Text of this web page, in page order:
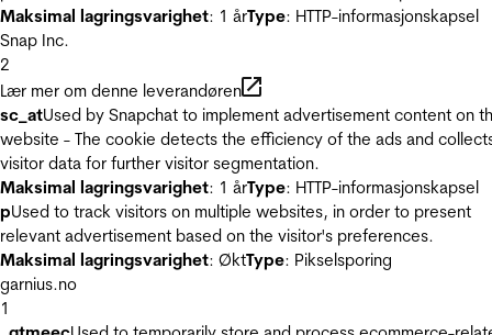
Maksimal lagringsvarighet: 1 årType: HTTP-informasjonskapsel
Snap Inc.
2
Lær mer om denne leverandøren
sc_atUsed by Snapchat to implement advertisement content on
website - The cookie detects the efficiency of the ads and
visitor data for further visitor segmentation.
Maksimal lagringsvarighet: 1 årType: HTTP-informasjonskapsel
pUsed to track visitors on multiple websites, in order to present
relevant advertisement based on the visitor's preferences.
Maksimal lagringsvarighet: ØktType: Pikselsporing
garnius.no
1